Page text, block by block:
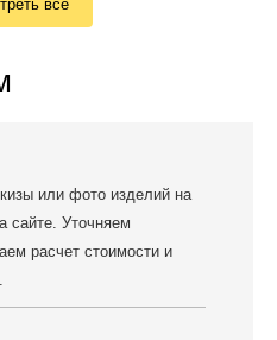
все
или фото изделий на
сайте. Уточняем
расчет стоимости и